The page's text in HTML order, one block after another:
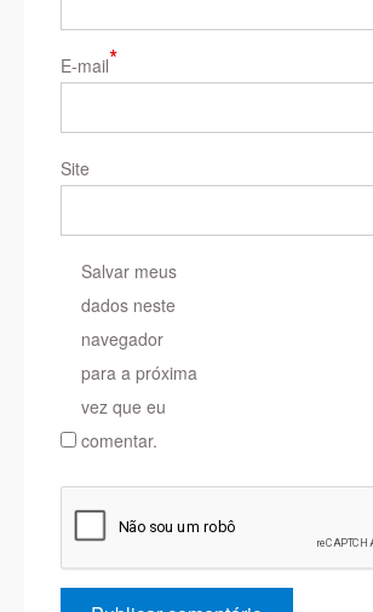
E-mail*
Site
Salvar meus
dados neste
navegador
para a próxima
vez que eu
comentar.